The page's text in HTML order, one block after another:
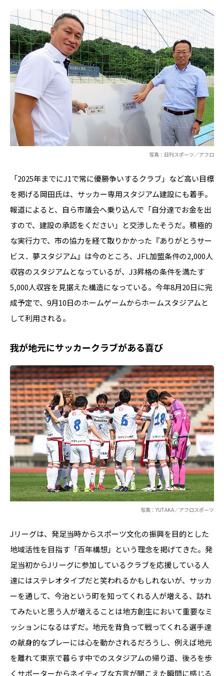
写真：日刊スポーツ／アフロ
「2025年までにJ1で常に優勝争いするクラブ」など高い目標
を掲げる岡田氏は、サッカー専用スタジアム建設にも着手。
報道によると、自ら市議会へ乗り込んで「自分達でお金を出
すので、建設の承認をください」と交渉したそうだ。積極的
な実行力で、市の協力を経て取りかかった『ありがとうサー
ビス．夢スタジアム』は今のところ、JFL加盟条件の2,000人
収容のスタジアムとなっているが、J3昇格の条件を満たす
5,000人収容を見据えた構造になっている。今年8月20日に完
成予定で、9月10日のホームゲームからホームスタジアムと
して利用される。
我が地元にサッカークラブがある喜び
写真：YUTAKA／アフロスポーツ
Jリーグは、発足当時からスポーツ文化の振興を目的とした
地域活性を目指す「百年構想」という理念を掲げてきた。発
足当初からJリーグに参加しているクラブを応援している人
達にはステレオタイプだと笑われるかもしれないが、サッカ
ーを通して、今治という町を知ってくれる人が増える、訪れ
てみたいと思う人が増えることは地方創生において重要なミ
ッションになるはずだ。地元を背負って戦ってくれる選手達
の献身的なプレーには心を動かされるだろうし、例えば地元
を離れて東京で暮らす中でのスタジアムの帰り道、後ろを歩
くサポーターからネイティブな方言が聞こえた瞬間に感じる